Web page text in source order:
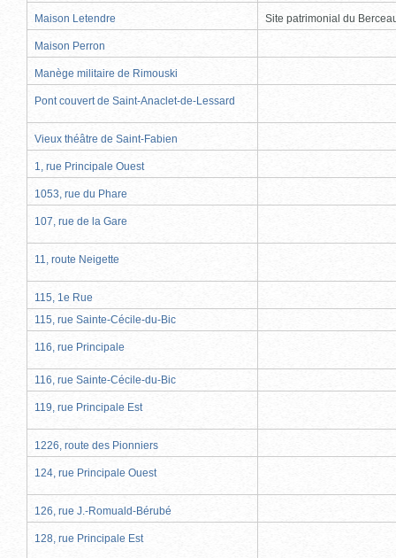
Maison Letendre Site patrimonial du
Maison Perron
Manège militaire de Rimouski
Pont couvert de Saint-Anaclet-de-Lessard
Vieux théâtre de Saint-Fabien
1, rue Principale Ouest
1053, rue du Phare
107, rue de la Gare
11, route Neigette
115, 1e Rue
115, rue Sainte-Cécile-du-Bic
116, rue Principale
116, rue Sainte-Cécile-du-Bic
119, rue Principale Est
1226, route des Pionniers
124, rue Principale Ouest
126, rue J.-Romuald-Bérubé
128, rue Principale Est